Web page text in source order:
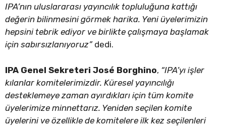
IPA’nın uluslararası yayıncılık topluluğuna kattığı
değerin bilinmesini görmek harika. Yeni üyelerimizin
hepsini tebrik ediyor ve birlikte çalışmaya başlamak
için sabırsızlanıyoruz”dedi.
IPA Genel Sekreteri José Borghino, “IPA’yı işler
kılanlar komitelerimizdir. Küresel yayıncılığı
desteklemeye zaman ayırdıkları için tüm komite
üyelerimize minnettarız. Yeniden seçilen komite
üyelerini ve özellikle de komitelere ilk kez seçilenleri